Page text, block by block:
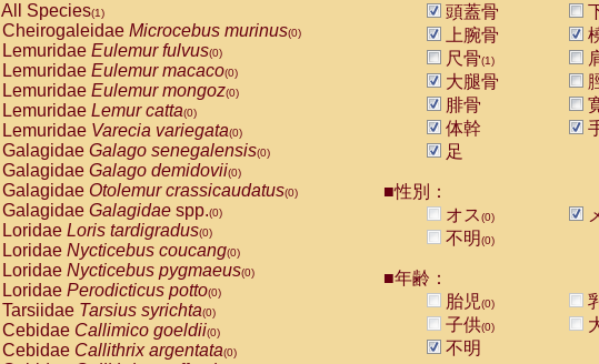
All Species(1)
Cheirogaleidae Microcebus murinus(0)
Lemuridae Eulemur fulvus(0)
Lemuridae Eulemur macaco(0)
Lemuridae Eulemur mongoz(0)
Lemuridae Lemur catta(0)
Lemuridae Varecia variegata(0)
Galagidae Galago senegalensis(0)
Galagidae Galago demidovii(0)
Galagidae Otolemur crassicaudatus(0)
Galagidae Galagidae spp.(0)
Loridae Loris tardigradus(0)
Loridae Nycticebus coucang(0)
Loridae Nycticebus pygmaeus(0)
Loridae Perodicticus potto(0)
Tarsiidae Tarsius syrichta(0)
Cebidae Callimico goeldii(0)
Cebidae Callithrix argentata(0)
頭蓋骨
上腕骨
尺骨(1)
大腿骨
腓骨
体幹
足
■性別：
オス(0)
不明(0)
■年齢：
胎児(0)
子供(0)
不明